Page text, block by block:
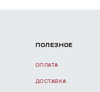
ПОЛЕЗНОЕ
ОПЛАТА
ДОСТАВКА